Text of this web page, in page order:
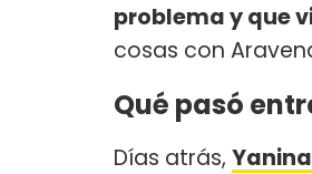
problema y que
cosas con
Qué pasó
Días atrás,